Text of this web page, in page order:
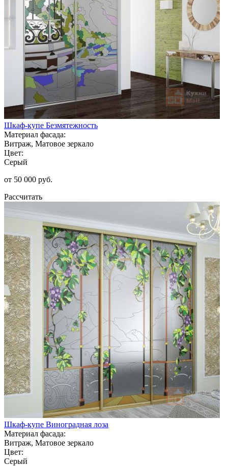
Шкаф-купе Безмятежность
Материал фасада:
Витраж, Матовое зеркало
Цвет:
Серый
от 50 000 руб.
Рассчитать
Шкаф-купе Виноградная лоза
Материал фасада:
Витраж, Матовое зеркало
Цвет:
Серый